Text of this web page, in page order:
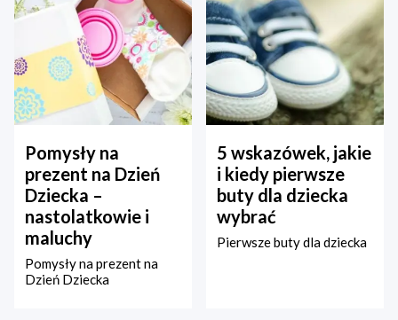
Pomysły na
prezent na Dzień
Dziecka –
nastolatkowie i
maluchy
Pomysły na prezent na
Dzień Dziecka
5 wskazówek, jakie
i kiedy pierwsze
buty dla dziecka
wybrać
Pierwsze buty dla dziecka